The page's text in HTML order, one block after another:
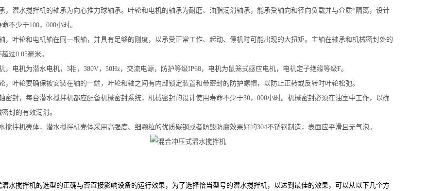
，潜水搅拌机的轴承为向心推力球轴承。叶轮和电机的轴承为耐磨、油脂润滑轴承，能承受轴向和径向负载并与介质*隔离，设计
不少于100，000小时。
，叶轮和电机轴在同一根轴，并具有足够的刚度，以承受正常工作、起动、停机时可能出现的大扭矩。主轴在轴承和机械密封处的
过0.05毫米。
，电机为潜水电机，3相，380V，50Hz，交流电源，防护等级IP68，电机为鼠笼式感应电机，电机定子绝缘等级F。
，叶轮要确保被安装在轴的一端，叶轮和轴之间有内部锁定装置和带密封的防护螺帽，以防止正转或反转时叶轮松弛。
密封，每台潜水搅拌机都应配备机械密封系统，机械密封的设计使用寿命不少于30，000小时。机械密封必须在油室中工作，以确
封的有效润滑。
搅拌机壳体，潜水搅拌机壳体采用高强度、细颗粒的优质碳钢或者防酸防腐效果好的304不锈钢制造，表面应平滑且无气泡。
潜水搅拌机的选型的正确与否直接影响设备的运行效果，为了选择恰当型号的潜水搅拌机，以达到最佳的效果，可以从以下几个方